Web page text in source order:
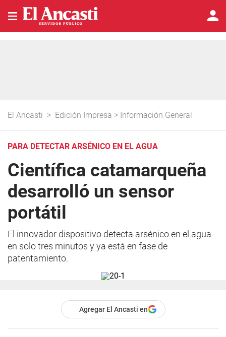
El Ancasti > Edición Impresa > Información General
PARA DETECTAR ARSÉNICO EN EL AGUA
Científica catamarqueña
desarrolló un sensor
portátil
El innovador dispositivo detecta arsénico en el agua
en solo tres minutos y ya está en fase de
patentamiento.
Agregar El Ancasti en